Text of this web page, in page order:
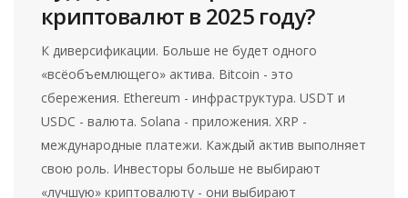
криптовалют в 2025 году?
К диверсификации. Больше не будет одного
«всёобъемлющего» актива. Bitcoin - это
сбережения. Ethereum - инфраструктура. USDT и
USDC - валюта. Solana - приложения. XRP -
международные платежи. Каждый актив выполняет
свою роль. Инвесторы больше не выбирают
«лучшую» криптовалюту - они выбирают